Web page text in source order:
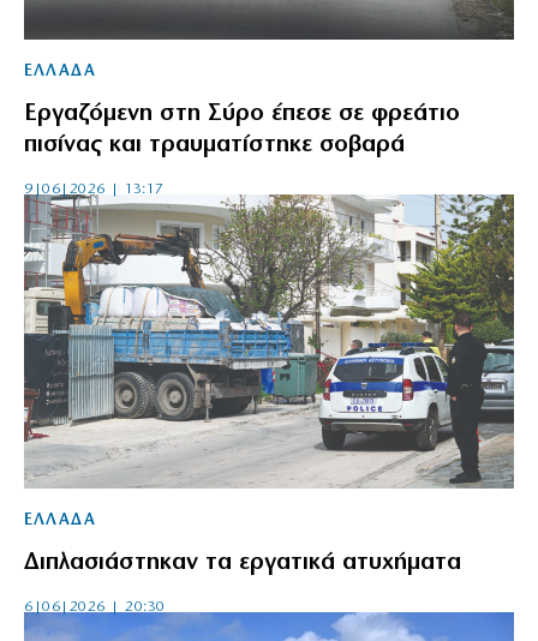
ΕΛΛΑΔΑ
Εργαζόμενη στη Σύρο έπεσε σε φρεάτιο
πισίνας και τραυματίστηκε σοβαρά
9|06|2026 | 13:17
ΕΛΛΑΔΑ
Διπλασιάστηκαν τα εργατικά ατυχήματα
6|06|2026 | 20:30